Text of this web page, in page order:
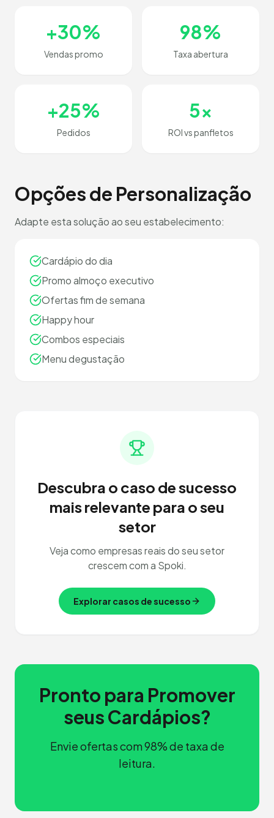
+30%
Vendas promo
98%
Taxa abertura
+25%
Pedidos
5x
ROI vs panfletos
Opções de Personalização
Adapte esta solução ao seu estabelecimento:
Cardápio do dia
Promo almoço executivo
Ofertas fim de semana
Happy hour
Combos especiais
Menu degustação
Descubra o caso de sucesso
mais relevante para o seu
setor
Veja como empresas reais do seu setor
crescem com a Spoki.
Explorar casos de sucesso
Pronto para Promover
seus Cardápios?
Envie ofertas com 98% de taxa de
leitura.